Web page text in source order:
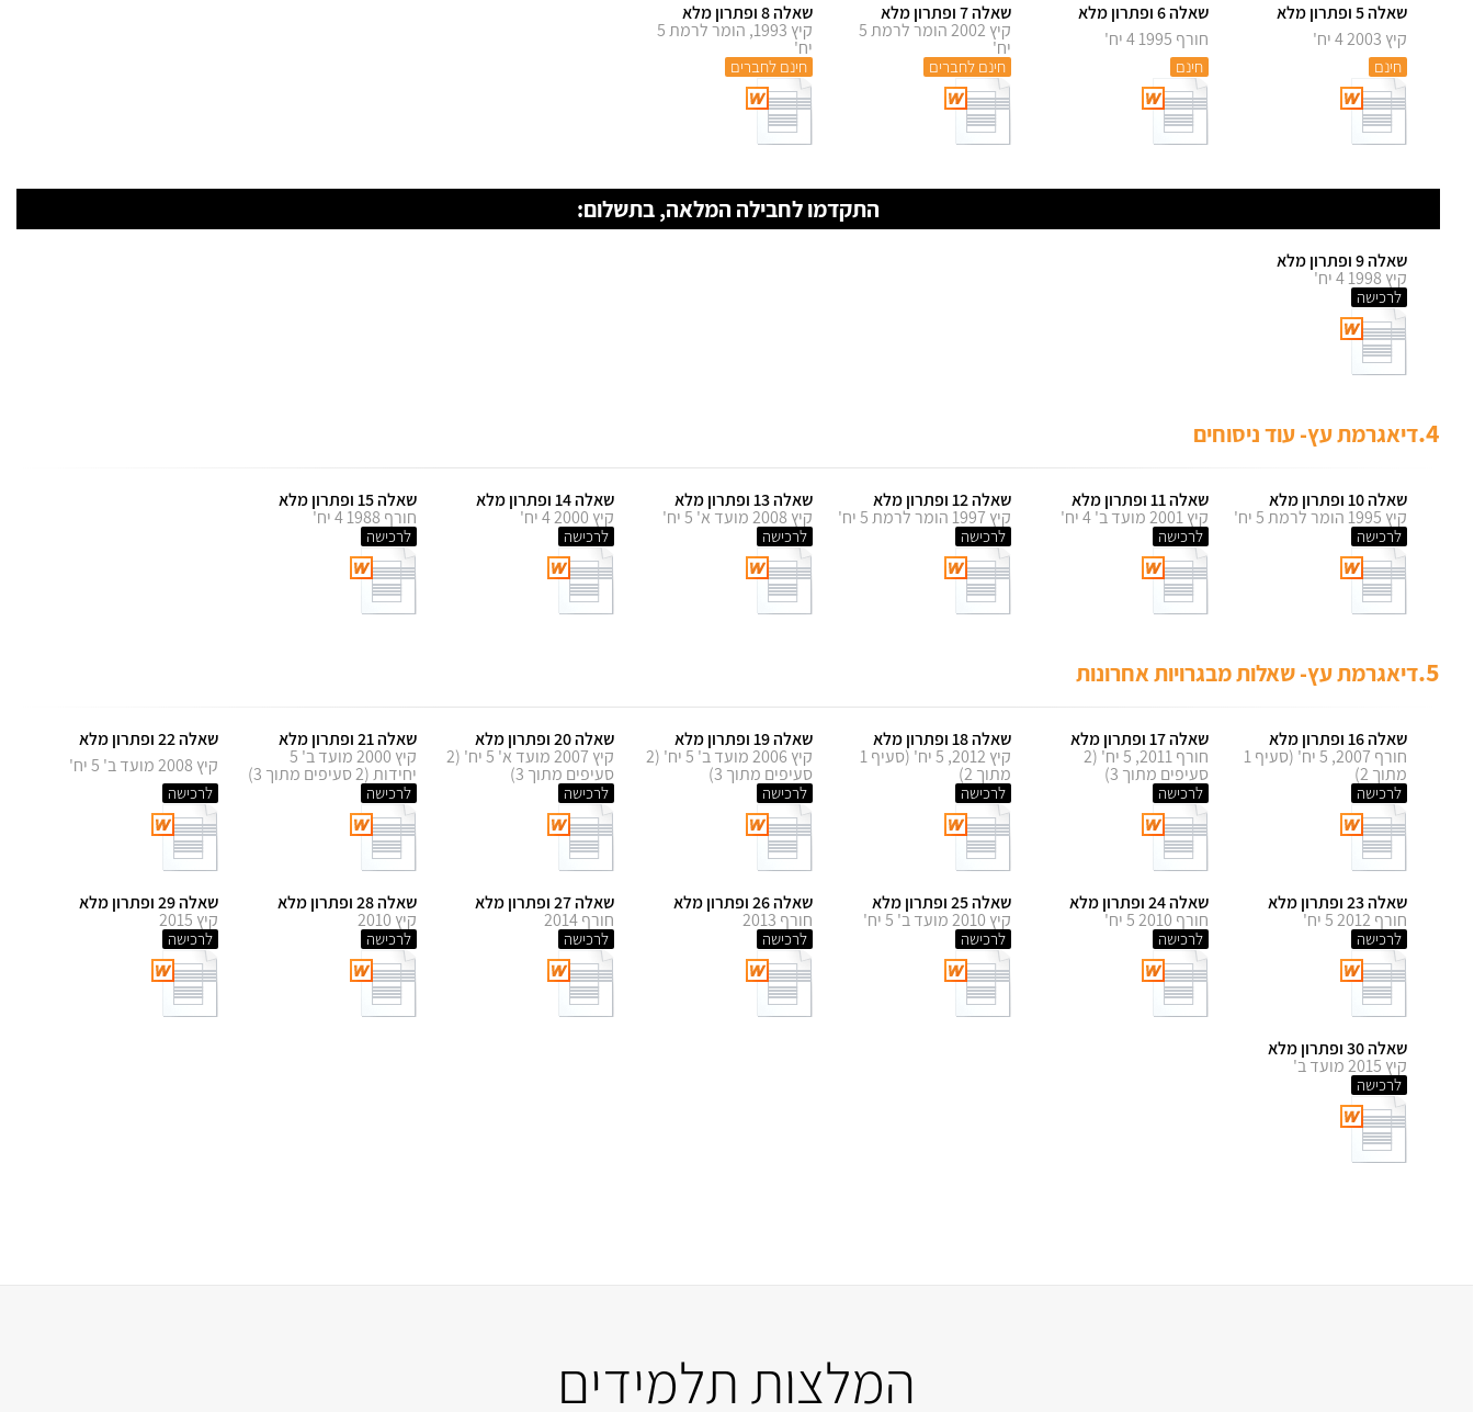
שאלה 5 ופתרון מלא
קיץ 2003 4 יח'
חינם
שאלה 6 ופתרון מלא
חורף 1995 4 יח'
חינם
שאלה 7 ופתרון מלא
קיץ 2002 הומר לרמת 5
יח'
חינם לחברים
שאלה 8 ופתרון מלא
קיץ 1993, הומר לרמת 5
יח'
חינם לחברים
התקדמו לחבילה המלאה, בתשלום:
שאלה 9 ופתרון מלא
קיץ 1998 4 יח'
לרכישה
4. דיאגרמת עץ- עוד ניסוחים
שאלה 10 ופתרון מלא
קיץ 1995 הומר לרמת 5 יח'
לרכישה
שאלה 11 ופתרון מלא
קיץ 2001 מועד ב' 4 יח'
לרכישה
שאלה 12 ופתרון מלא
קיץ 1997 הומר לרמת 5 יח'
לרכישה
שאלה 13 ופתרון מלא
קיץ 2008 מועד א' 5 יח'
לרכישה
שאלה 14 ופתרון מלא
קיץ 2000 4 יח'
לרכישה
שאלה 15 ופתרון מלא
חורף 1988 4 יח'
לרכישה
5. דיאגרמת עץ- שאלות מבגרויות אחרונות
שאלה 16 ופתרון מלא
חורף 2007, 5 יח' (סעיף 1
מתוך 2)
לרכישה
שאלה 17 ופתרון מלא
חורף 2011, 5 יח' (2
סעיפים מתוך 3)
לרכישה
שאלה 18 ופתרון מלא
קיץ 2012, 5 יח' (סעיף 1
מתוך 2)
לרכישה
שאלה 19 ופתרון מלא
קיץ 2006 מועד ב' 5 יח' (2
סעיפים מתוך 3)
לרכישה
שאלה 20 ופתרון מלא
קיץ 2007 מועד א' 5 יח' (2
סעיפים מתוך 3)
לרכישה
שאלה 21 ופתרון מלא
קיץ 2000 מועד ב' 5
יחידות (2 סעיפים מתוך 3)
לרכישה
שאלה 22 ופתרון מלא
קיץ 2008 מועד ב' 5 יח'
לרכישה
שאלה 23 ופתרון מלא
חורף 2012 5 יח'
לרכישה
שאלה 24 ופתרון מלא
חורף 2010 5 יח'
לרכישה
שאלה 25 ופתרון מלא
קיץ 2010 מועד ב' 5 יח'
לרכישה
שאלה 26 ופתרון מלא
חורף 2013
לרכישה
שאלה 27 ופתרון מלא
חורף 2014
לרכישה
שאלה 28 ופתרון מלא
קיץ 2010
לרכישה
שאלה 29 ופתרון מלא
קיץ 2015
לרכישה
שאלה 30 ופתרון מלא
קיץ 2015 מועד ב'
לרכישה
המלצות תלמידים